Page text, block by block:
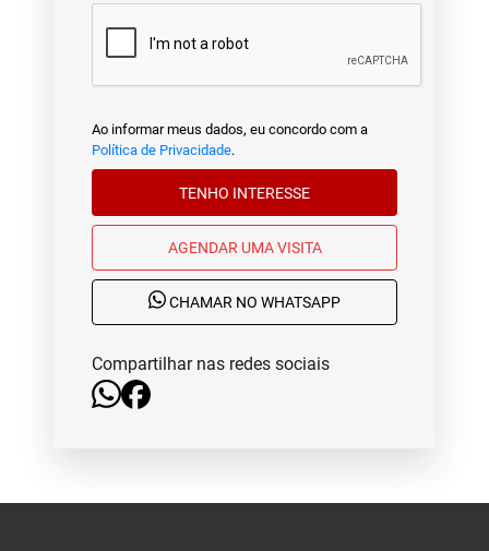
Ao informar meus dados, eu concordo com a
Política de Privacidade.
TENHO INTERESSE
AGENDAR UMA VISITA
CHAMAR NO WHATSAPP
Compartilhar nas redes sociais